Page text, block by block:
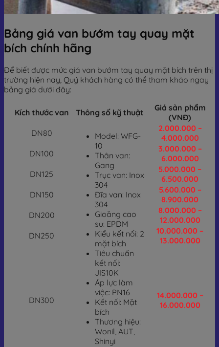
Bảng giá van bướm tay quay mặt
bích chính hãng
Để biết được mức giá van bướm tay quay mặt bích trên thị
trường hiện nay, Quý khách hàng có thể tham khảo ngay
bảng giá dưới đây:
Kích thước van Thông số kỹ thuật
Giá sản phẩm
(VNĐ)
DN80
Model: WFG-
10
Thân van:
Gang
Trục van: Inox
304
Đĩa van: Inox
304
Gioăng cao
su: EPDM
Kiểu kết nối: 2
mặt bích
Tiêu chuẩn
kết nối:
JIS10K
Áp lực làm
việc: PN16
Kết nối: Mặt
bích
Thương hiệu:
Wonil, AUT,
Shinyi
2.000.000 –
4.000.000
DN100
3.000.000 –
6.000.000
DN125
5.000.000 –
6.500.000
DN150
5.600.000 –
8.900.000
DN200
8.000.000 –
12.000.000
DN250
10.000.000 –
13.000.000
DN300
14.000.000 –
16.000.000